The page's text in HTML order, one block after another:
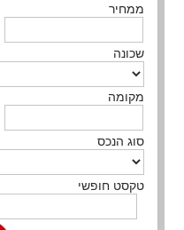
ממחיר
שכונה
מקומה
סוג הנכס
טקסט חופשי